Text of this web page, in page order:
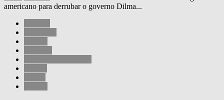
americano para derrubar o governo Dilma...